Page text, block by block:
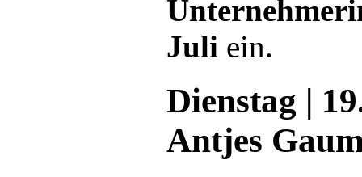
Juli ein.
Dienstag |
Antjes